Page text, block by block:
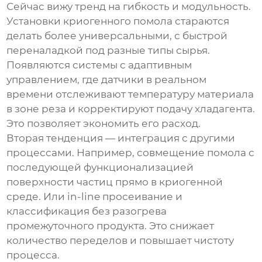
Сейчас вижу тренд на гибкость и модульность.
Установки криогенного помола стараются
делать более универсальными, с быстрой
переналадкой под разные типы сырья.
Появляются системы с адаптивным
управлением, где датчики в реальном
времени отслеживают температуру материала
в зоне реза и корректируют подачу хладагента.
Это позволяет экономить его расход.
Вторая тенденция — интеграция с другими
процессами. Например, совмещение помола с
последующей функционализацией
поверхности частиц прямо в криогенной
среде. Или in-line просеивание и
классификация без разогрева
промежуточного продукта. Это снижает
количество переделов и повышает чистоту
процесса.